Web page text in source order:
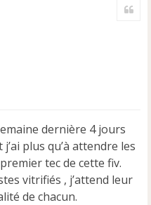
dernière 4 jours
plus qu’à attendre les
tec de cette fiv.
vitrifiés , j’attend leur
de chacun.